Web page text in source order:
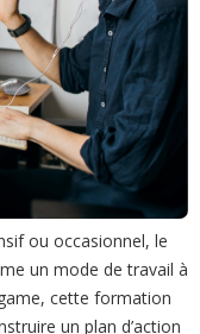
ou occasionnel, le
un mode de travail à
cette formation
un plan d’action